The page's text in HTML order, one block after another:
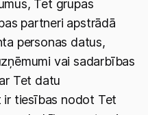
Tet grupas
partneri apstrādā
personas datus,
vai sadarbības
Tet datu
ir tiesības nodot Tet